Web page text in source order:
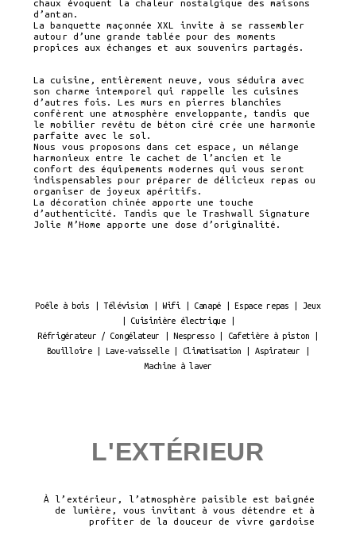
chaux évoquent la chaleur nostalgique des maisons
d’antan.
La banquette maçonnée XXL invite à se rassembler
autour d’une grande tablée pour des moments
propices aux échanges et aux souvenirs partagés.
La cuisine, entièrement neuve, vous séduira avec
son charme intemporel qui rappelle les cuisines
d’autres fois. Les murs en pierres blanchies
confèrent une atmosphère enveloppante, tandis que
le mobilier revêtu de béton ciré crée une harmonie
parfaite avec le sol.
Nous vous proposons dans cet espace, un mélange
harmonieux entre le cachet de l’ancien et le
confort des équipements modernes qui vous seront
indispensables pour préparer de délicieux repas ou
organiser de joyeux apéritifs.
La décoration chinée apporte une touche
d’authenticité. Tandis que le Trashwall Signature
Jolie M’Home apporte une dose d’originalité.
Poêle à bois | Télévision | Wifi | Canapé | Espace repas | Jeux
| Cuisinière électrique |
Réfrigérateur / Congélateur | Nespresso | Cafetière à piston |
Bouilloire | Lave-vaisselle | Climatisation | Aspirateur |
Machine à laver
L'EXTÉRIEUR
À l’extérieur, l’atmosphère paisible est baignée
de lumière, vous invitant à vous détendre et à
profiter de la douceur de vivre gardoise